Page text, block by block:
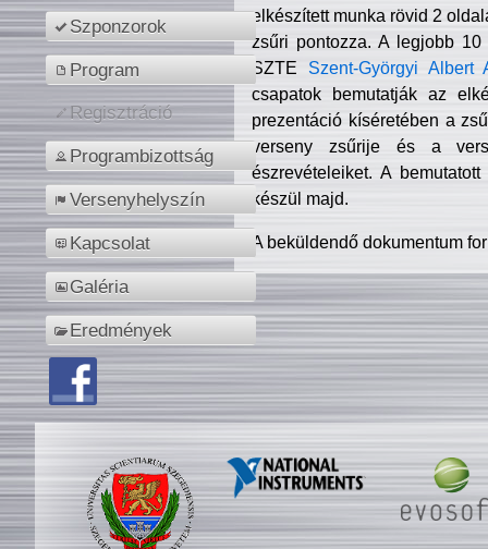
Szponzorok
Program
Regisztráció
Programbizottság
Versenyhelyszín
Kapcsolat
Galéria
Eredmények
elkészített munka rövid 2
zsűri pontozza. A legjobb
SZTE Szent-Györgyi Albert
csapatok bemutatják az
prezentáció kíséretében a
verseny zsűrije és a
észrevételeiket. A
készül majd.
A beküldendő dokumentum